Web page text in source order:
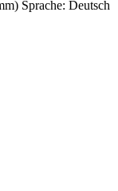
Sprache: Deutsch